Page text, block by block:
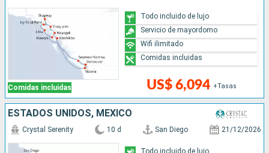
Comidas incluidas US$ 6,094 +Tasas
Todo incluido de lujo
Servicio de mayordomo
Wifi ilimitado
Comidas incluidas
ESTADOS UNIDOS, MÉXICO
Crystal Serenity 10 d San Diego 21/12/2026
Todo incluido de lujo